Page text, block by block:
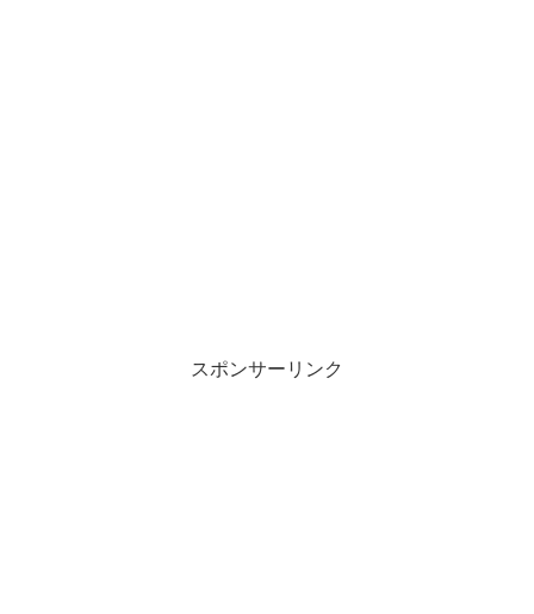
スポンサーリンク